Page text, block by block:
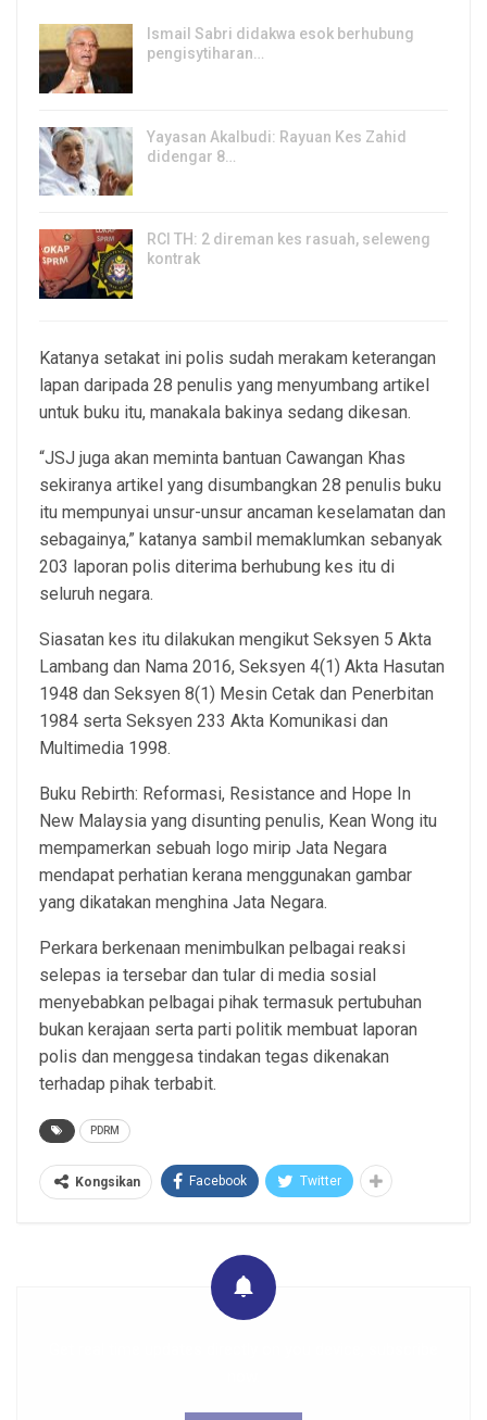
Ismail Sabri didakwa esok berhubung
pengisytiharan…
Yayasan Akalbudi: Rayuan Kes Zahid
didengar 8…
RCI TH: 2 direman kes rasuah, seleweng
kontrak
Katanya setakat ini polis sudah merakam keterangan
lapan daripada 28 penulis yang menyumbang artikel
untuk buku itu, manakala bakinya sedang dikesan.
“JSJ juga akan meminta bantuan Cawangan Khas
sekiranya artikel yang disumbangkan 28 penulis buku
itu mempunyai unsur-unsur ancaman keselamatan dan
sebagainya,” katanya sambil memaklumkan sebanyak
203 laporan polis diterima berhubung kes itu di
seluruh negara.
Siasatan kes itu dilakukan mengikut Seksyen 5 Akta
Lambang dan Nama 2016, Seksyen 4(1) Akta Hasutan
1948 dan Seksyen 8(1) Mesin Cetak dan Penerbitan
1984 serta Seksyen 233 Akta Komunikasi dan
Multimedia 1998.
Buku Rebirth: Reformasi, Resistance and Hope In
New Malaysia yang disunting penulis, Kean Wong itu
mempamerkan sebuah logo mirip Jata Negara
mendapat perhatian kerana menggunakan gambar
yang dikatakan menghina Jata Negara.
Perkara berkenaan menimbulkan pelbagai reaksi
selepas ia tersebar dan tular di media sosial
menyebabkan pelbagai pihak termasuk pertubuhan
bukan kerajaan serta parti politik membuat laporan
polis dan menggesa tindakan tegas dikenakan
terhadap pihak terbabit.
PDRM
Kongsikan Facebook Twitter